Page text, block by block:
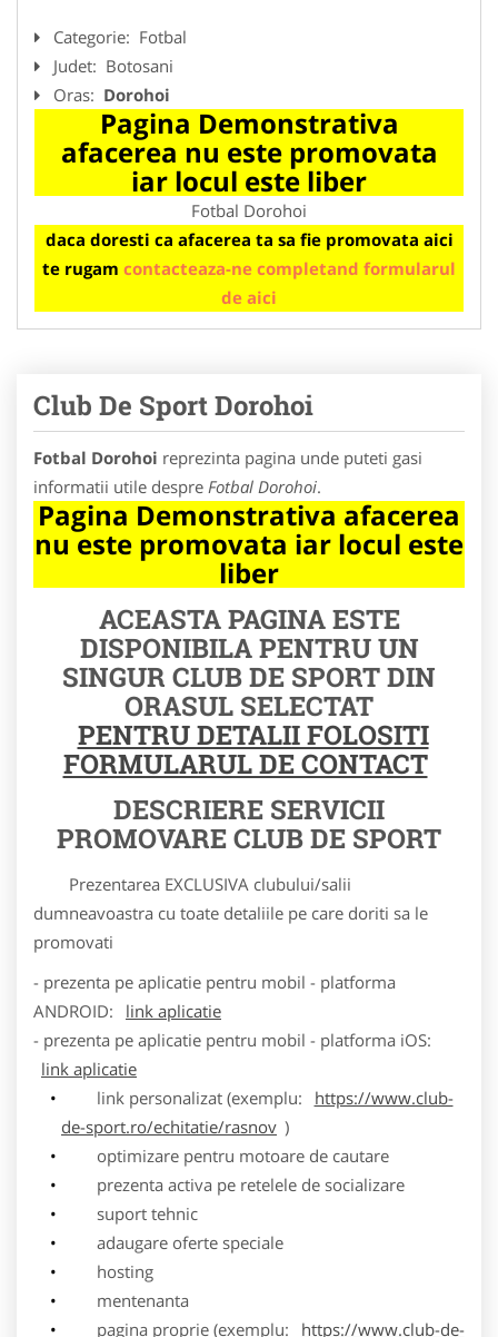
Categorie: Fotbal
Judet: Botosani
Oras: Dorohoi
Pagina Demonstrativa
afacerea nu este promovata
iar locul este liber
Fotbal Dorohoi
daca doresti ca afacerea ta sa fie promovata aici
te rugam contacteaza-ne completand formularul
de aici
Club De Sport Dorohoi
Fotbal Dorohoi reprezinta pagina unde puteti gasi
informatii utile despre Fotbal Dorohoi.
Pagina Demonstrativa afacerea
nu este promovata iar locul este
liber
ACEASTA PAGINA ESTE
DISPONIBILA PENTRU UN
SINGUR CLUB DE SPORT DIN
ORASUL SELECTAT
PENTRU DETALII FOLOSITI
FORMULARUL DE CONTACT
DESCRIERE SERVICII
PROMOVARE CLUB DE SPORT
Prezentarea EXCLUSIVA clubului/salii
dumneavoastra cu toate detaliile pe care doriti sa le
promovati
- prezenta pe aplicatie pentru mobil - platforma
ANDROID:
link aplicatie
- prezenta pe aplicatie pentru mobil - platforma iOS:
link aplicatie
link personalizat (exemplu:
https://www.club-
de-sport.ro/echitatie/rasnov )
optimizare pentru motoare de cautare
prezenta activa pe retelele de socializare
suport tehnic
adaugare oferte speciale
hosting
mentenanta
pagina proprie (exemplu:
https://www.club-de-